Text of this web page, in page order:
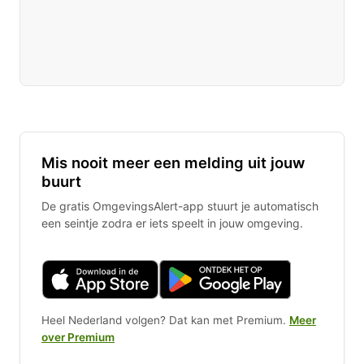
Mis nooit meer een melding uit jouw
buurt
De gratis OmgevingsAlert-app stuurt je automatisch
een seintje zodra er iets speelt in jouw omgeving.
Heel Nederland volgen? Dat kan met Premium. Meer
over Premium